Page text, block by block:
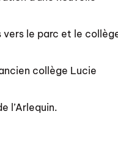
vers le parc et le
collège Lucie
l’Arlequin.